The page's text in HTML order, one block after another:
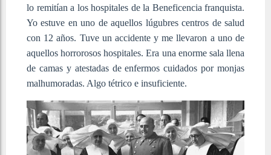
lo remitían a los hospitales de la Beneficencia franquista.
Yo estuve en uno de aquellos lúgubres centros de salud
con 12 años. Tuve un accidente y me llevaron a uno de
aquellos horrorosos hospitales. Era una enorme sala llena
de camas y atestadas de enfermos cuidados por monjas
malhumoradas. Algo tétrico e insuficiente.